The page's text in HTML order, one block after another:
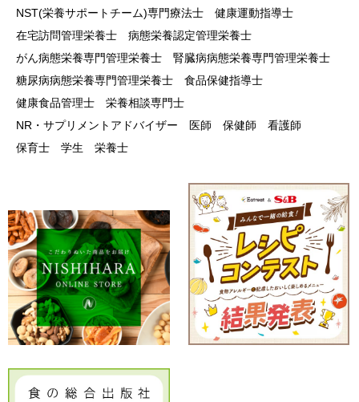
NST(栄養サポートチーム)専門療法士
健康運動指導士
在宅訪問管理栄養士
病態栄養認定管理栄養士
がん病態栄養専門管理栄養士
腎臓病病態栄養専門管理栄養士
糖尿病病態栄養専門管理栄養士
食品保健指導士
健康食品管理士
栄養相談専門士
NR・サプリメントアドバイザー
医師 保健師
看護師
保育士
学生 栄養士